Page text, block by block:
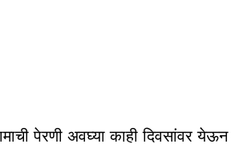
पेरणी अवघ्या काही दिवसांवर